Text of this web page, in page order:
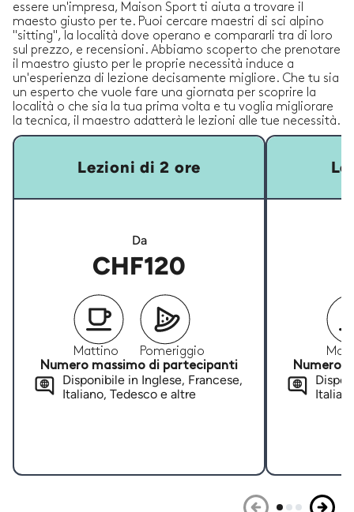
essere un'impresa, Maison Sport ti aiuta a trovare il
maesto giusto per te. Puoi cercare maestri di sci alpino
"sitting", la località dove operano e compararli tra di loro
sul prezzo, e recensioni. Abbiamo scoperto che prenotare
il maestro giusto per le proprie necessità induce a
un'esperienza di lezione decisamente migliore. Che tu sia
un esperto che vuole fare una giornata per scoprire la
località o che sia la tua prima volta e tu voglia migliorare
la tecnica, il maestro adatterà le lezioni alle tue necessità.
Lezioni di 2 ore
Da
CHF120
Mattino
Pomeriggio
Numero massimo di partecipanti
Disponibile in Inglese, Francese,
Italiano, Tedesco e altre
Numero